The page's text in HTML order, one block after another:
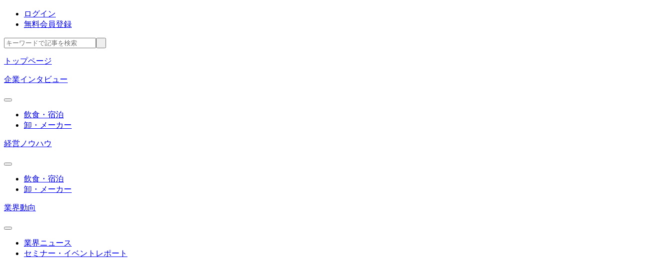
ログイン
無料会員登録
トップページ
企業インタビュー
飲食・宿泊
卸・メーカー
経営ノウハウ
飲食・宿泊
卸・メーカー
業界動向
業界ニュース
セミナー・イベントレポート